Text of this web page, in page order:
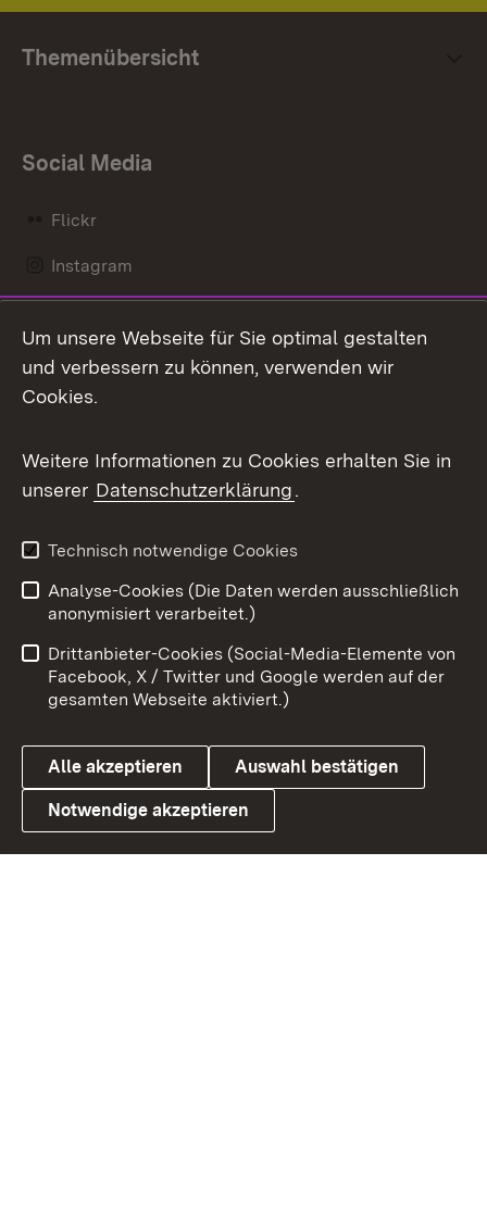
Themenübersicht
Social Media
Flickr
Instagram
Mastodon
Messenger
Social Wall
X / Twitter
Youtube
Link zum Landesportal
Benutzungshinweise
Barrierefreiheit
Datenschutz
Cookies
Um unsere Webseite für Sie optimal gestalten
und verbessern zu können, verwenden wir
Cookies.
Weitere Informationen zu Cookies erhalten Sie in
unserer Datenschutzerklärung.
Technisch notwendige Cookies
Analyse-Cookies (Die Daten werden ausschließlich
anonymisiert verarbeitet.)
Drittanbieter-Cookies (Social-Media-Elemente von
Facebook, X / Twitter und Google werden auf der
gesamten Webseite aktiviert.)
Alle akzeptieren Auswahl bestätigen
Notwendige akzeptieren